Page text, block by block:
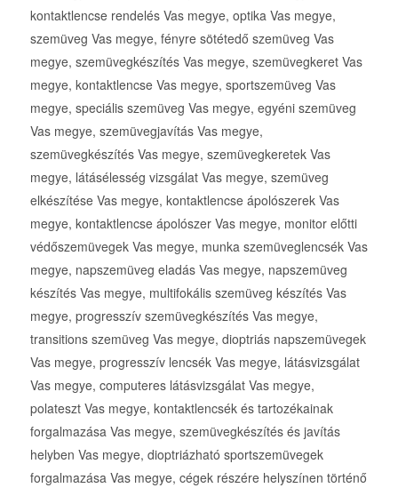
kontaktlencse rendelés Vas megye, optika Vas megye,
szemüveg Vas megye, fényre sötétedő szemüveg Vas
megye, szemüvegkészítés Vas megye, szemüvegkeret Vas
megye, kontaktlencse Vas megye, sportszemüveg Vas
megye, speciális szemüveg Vas megye, egyéni szemüveg
Vas megye, szemüvegjavítás Vas megye,
szemüvegkészítés Vas megye, szemüvegkeretek Vas
megye, látásélesség vizsgálat Vas megye, szemüveg
elkészítése Vas megye, kontaktlencse ápolószerek Vas
megye, kontaktlencse ápolószer Vas megye, monitor előtti
védőszemüvegek Vas megye, munka szemüveglencsék Vas
megye, napszemüveg eladás Vas megye, napszemüveg
készítés Vas megye, multifokális szemüveg készítés Vas
megye, progresszív szemüvegkészítés Vas megye,
transitions szemüveg Vas megye, dioptriás napszemüvegek
Vas megye, progresszív lencsék Vas megye, látásvizsgálat
Vas megye, computeres látásvizsgálat Vas megye,
polateszt Vas megye, kontaktlencsék és tartozékainak
forgalmazása Vas megye, szemüvegkészítés és javítás
helyben Vas megye, dioptriázható sportszemüvegek
forgalmazása Vas megye, cégek részére helyszínen történő